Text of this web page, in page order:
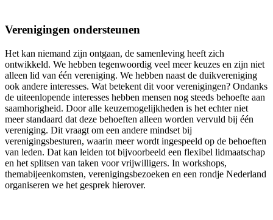
Verenigingen ondersteunen
Het kan niemand zijn ontgaan, de samenleving heeft zich
ontwikkeld. We hebben tegenwoordig veel meer keuzes en zijn niet
alleen lid van één vereniging. We hebben naast de duikvereniging
ook andere interesses. Wat betekent dit voor verenigingen? Ondanks
de uiteenlopende interesses hebben mensen nog steeds behoefte aan
saamhorigheid. Door alle keuzemogelijkheden is het echter niet
meer standaard dat deze behoeften alleen worden vervuld bij één
vereniging. Dit vraagt om een andere mindset bij
verenigingsbesturen, waarin meer wordt ingespeeld op de behoeften
van leden. Dat kan leiden tot bijvoorbeeld een flexibel lidmaatschap
en het splitsen van taken voor vrijwilligers. In workshops,
themabijeenkomsten, verenigingsbezoeken en een rondje Nederland
organiseren we het gesprek hierover.